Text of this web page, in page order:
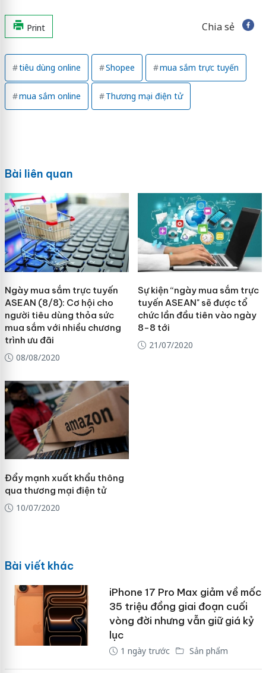
Print Chia sẻ
tiêu dùng online Shopee mua sắm trực tuyến
mua sắm online Thương mại điện tử
Bài liên quan
Ngày mua sắm trực tuyến
ASEAN (8/8): Cơ hội cho
người tiêu dùng thỏa sức
mua sắm với nhiều chương
trình ưu đãi
08/08/2020
Sự kiện “ngày mua sắm trực
tuyến ASEAN" sẽ được tổ
chức lần đầu tiên vào ngày
8-8 tới
21/07/2020
Đẩy mạnh xuất khẩu thông
qua thương mại điện tử
10/07/2020
Bài viết khác
iPhone 17 Pro Max giảm về mốc
35 triệu đồng giai đoạn cuối
vòng đời nhưng vẫn giữ giá kỷ
lục
1 ngày trước Sản phẩm